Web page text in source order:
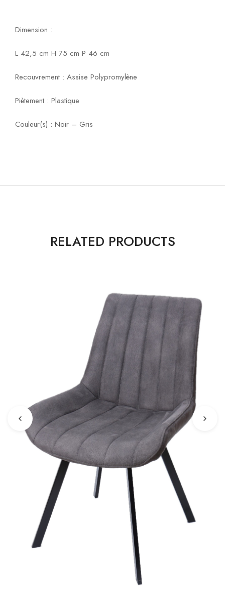
Dimension :
L 42,5 cm H 75 cm P 46 cm
Recouvrement : Assise Polypromylène
Piètement : Plastique
Couleur(s) : Noir – Gris
RELATED PRODUCTS